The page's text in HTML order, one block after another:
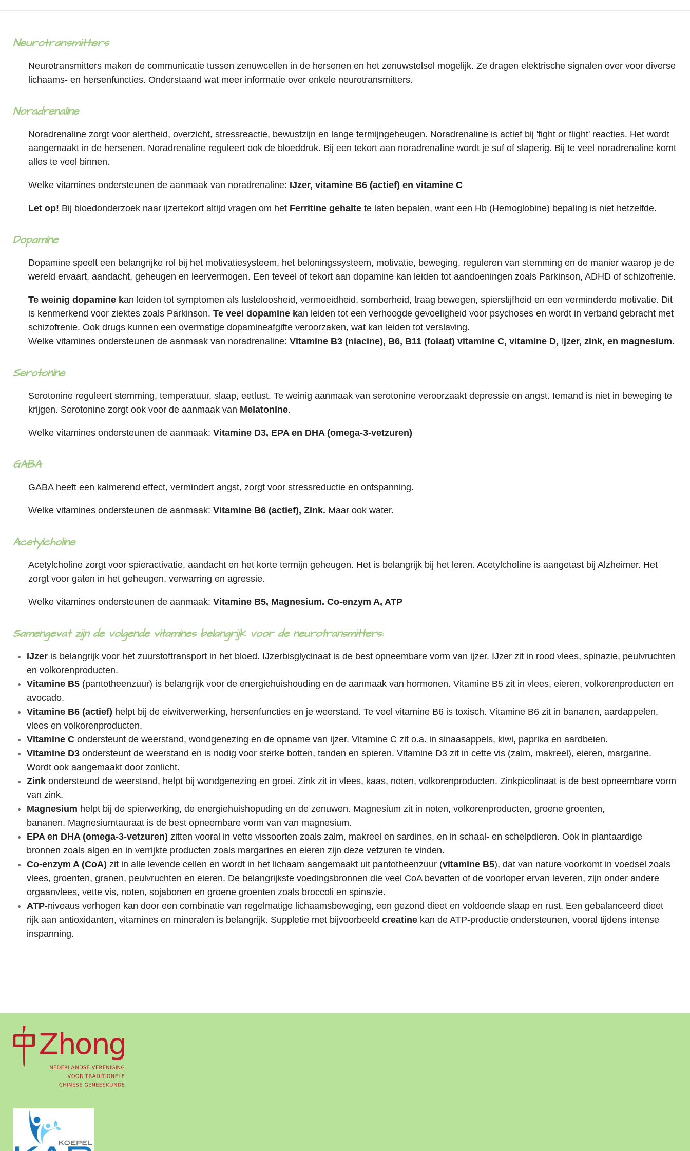
Neurotransmitters
Neurotransmitters maken de communicatie tussen zenuwcellen in de hersenen en het zenuwstelsel mogelijk. Ze dragen elektrische signalen over voor diverse
lichaams- en hersenfuncties. Onderstaand wat meer informatie over enkele neurotransmitters.
Noradrenaline
Noradrenaline zorgt voor alertheid, overzicht, stressreactie, bewustzijn en lange termijngeheugen. Noradrenaline is actief bij 'fight or flight' reacties. Het wordt
aangemaakt in de hersenen. Noradrenaline reguleert ook de bloeddruk. Bij een tekort aan noradrenaline wordt je suf of slaperig. Bij te veel noradrenaline komt
alles te veel binnen.
Welke vitamines ondersteunen de aanmaak van noradrenaline: IJzer, vitamine B6 (actief) en vitamine C
Let op! Bij bloedonderzoek naar ijzertekort altijd vragen om het Ferritine gehalte te laten bepalen, want een Hb (Hemoglobine) bepaling is niet hetzelfde.
Dopamine
Dopamine speelt een belangrijke rol bij het motivatiesysteem, het beloningssysteem, motivatie, beweging, reguleren van stemming en de manier waarop je de
wereld ervaart, aandacht, geheugen en leervermogen. Een teveel of tekort aan dopamine kan leiden tot aandoeningen zoals Parkinson, ADHD of schizofrenie.
Te weinig dopamine kan leiden tot symptomen als lusteloosheid, vermoeidheid, somberheid, traag bewegen, spierstijfheid en een verminderde motivatie. Dit
is kenmerkend voor ziektes zoals Parkinson. Te veel dopamine kan leiden tot een verhoogde gevoeligheid voor psychoses en wordt in verband gebracht met
schizofrenie. Ook drugs kunnen een overmatige dopamineafgifte veroorzaken, wat kan leiden tot verslaving.
Welke vitamines ondersteunen de aanmaak van noradrenaline: Vitamine B3 (niacine), B6, B11 (folaat) vitamine C, vitamine D, ijzer, zink, en magnesium.
Serotonine
Serotonine reguleert stemming, temperatuur, slaap, eetlust. Te weinig aanmaak van serotonine veroorzaakt depressie en angst. Iemand is niet in beweging te
krijgen. Serotonine zorgt ook voor de aanmaak van Melatonine.
Welke vitamines ondersteunen de aanmaak: Vitamine D3, EPA en DHA (omega-3-vetzuren)
GABA
GABA heeft een kalmerend effect, vermindert angst, zorgt voor stressreductie en ontspanning.
Welke vitamines ondersteunen de aanmaak: Vitamine B6 (actief), Zink. Maar ook water.
Acetylcholine
Acetylcholine zorgt voor spieractivatie, aandacht en het korte termijn geheugen. Het is belangrijk bij het leren. Acetylcholine is aangetast bij Alzheimer. Het
zorgt voor gaten in het geheugen, verwarring en agressie.
Welke vitamines ondersteunen de aanmaak: Vitamine B5, Magnesium. Co-enzym A, ATP
Samengevat zijn de volgende vitamines belangrijk voor de neurotransmitters:
IJzer is belangrijk voor het zuurstoftransport in het bloed. IJzerbisglycinaat is de best opneembare vorm van ijzer. IJzer zit in rood vlees, spinazie, peulvruchten
en volkorenproducten.
Vitamine B5 (pantotheenzuur) is belangrijk voor de energiehuishouding en de aanmaak van hormonen. Vitamine B5 zit in vlees, eieren, volkorenproducten en
avocado.
Vitamine B6 (actief) helpt bij de eiwitverwerking, hersenfuncties en je weerstand. Te veel vitamine B6 is toxisch. Vitamine B6 zit in bananen, aardappelen,
vlees en volkorenproducten.
Vitamine C ondersteunt de weerstand, wondgenezing en de opname van ijzer. Vitamine C zit o.a. in sinaasappels, kiwi, paprika en aardbeien.
Vitamine D3 ondersteunt de weerstand en is nodig voor sterke botten, tanden en spieren. Vitamine D3 zit in cette vis (zalm, makreel), eieren, margarine.
Wordt ook aangemaakt door zonlicht.
Zink ondersteund de weerstand, helpt bij wondgenezing en groei. Zink zit in vlees, kaas, noten, volkorenproducten. Zinkpicolinaat is de best opneembare vorm
van zink.
Magnesium helpt bij de spierwerking, de energiehuishopuding en de zenuwen. Magnesium zit in noten, volkorenproducten, groene groenten,
bananen. Magnesiumtauraat is de best opneembare vorm van van magnesium.
EPA en DHA (omega-3-vetzuren) zitten vooral in vette vissoorten zoals zalm, makreel en sardines, en in schaal- en schelpdieren. Ook in plantaardige
bronnen zoals algen en in verrijkte producten zoals margarines en eieren zijn deze vetzuren te vinden.
Co-enzym A (CoA) zit in alle levende cellen en wordt in het lichaam aangemaakt uit pantotheenzuur (vitamine B5), dat van nature voorkomt in voedsel zoals
vlees, groenten, granen, peulvruchten en eieren. De belangrijkste voedingsbronnen die veel CoA bevatten of de voorloper ervan leveren, zijn onder andere
orgaanvlees, vette vis, noten, sojabonen en groene groenten zoals broccoli en spinazie.
ATP-niveaus verhogen kan door een combinatie van regelmatige lichaamsbeweging, een gezond dieet en voldoende slaap en rust. Een gebalanceerd dieet
rijk aan antioxidanten, vitamines en mineralen is belangrijk. Suppletie met bijvoorbeeld creatine kan de ATP-productie ondersteunen, vooral tijdens intense
inspanning.